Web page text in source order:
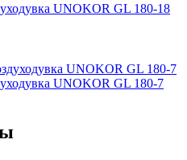
UNOKOR GL 180-18
UNOKOR GL 180-7